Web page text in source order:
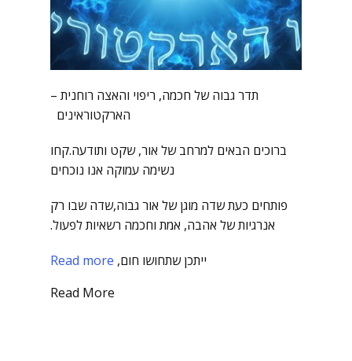
תדר גבוה של חכמה, ריפוי והאצה רוחנית –
הארקטוראינים
ברוכים הבאים למרחב של אור, שקט ותודעה.קחו
נשימה עמוקה אנו נוכחים
פותחים כעת שדה מוגן של אור גבוה,שדה שבו רק
אנרגיות של אהבה, אמת וחכמה רשאיות לפעול.
ייתכן שתחושו חום, Read more
Read More